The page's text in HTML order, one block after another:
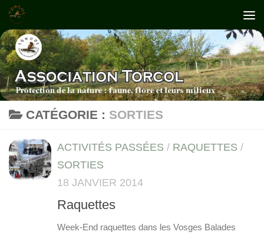
Skip to content
CATÉGORIE : SORTIES
ACTIVITÉS PASSÉES / RAQUETTES /
SORTIES
18 JANVIER 2014
Raquettes
Week-End raquettes dans les Vosges Balades